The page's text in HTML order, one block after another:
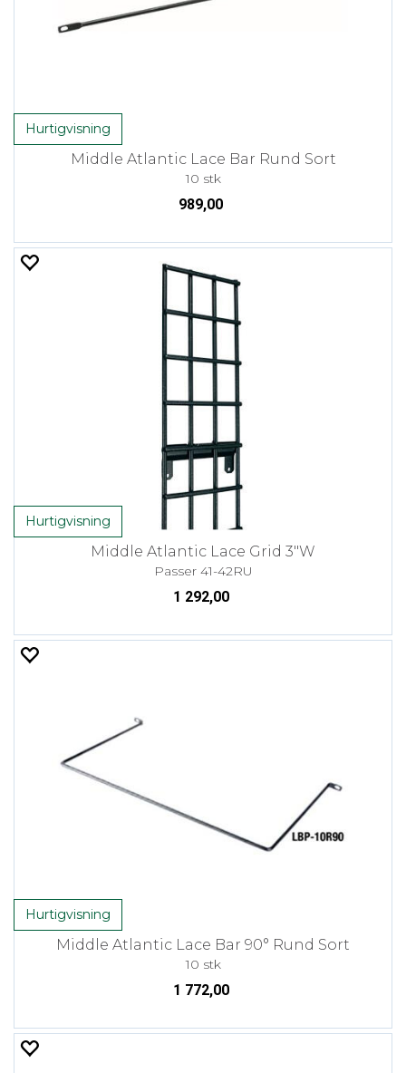
Hurtigvisning
Middle Atlantic Lace Bar Rund Sort
10 stk
989,00
Hurtigvisning
Middle Atlantic Lace Grid 3"W
Passer 41-42RU
1 292,00
Hurtigvisning
Middle Atlantic Lace Bar 90° Rund Sort
10 stk
1 772,00